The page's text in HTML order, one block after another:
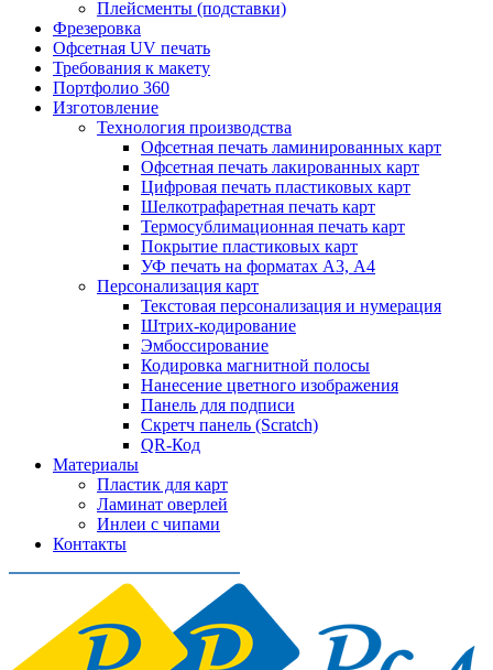
Плейсменты (подставки)
Фрезеровка
Офсетная UV печать
Требования к макету
Портфолио 360
Изготовление
Технология производства
Офсетная печать ламинированных карт
Офсетная печать лакированных карт
Цифровая печать пластиковых карт
Шелкотрафаретная печать карт
Термосублимационная печать карт
Покрытие пластиковых карт
УФ печать на форматах А3, А4
Персонализация карт
Текстовая персонализация и нумерация
Штрих-кодирование
Эмбоссирование
Кодировка магнитной полосы
Нанесение цветного изображения
Панель для подписи
Скретч панель (Scratch)
QR-Код
Материалы
Пластик для карт
Ламинат оверлей
Инлеи с чипами
Контакты